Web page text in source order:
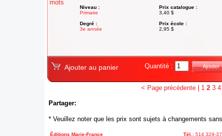
Niveau :
Primaire
Degré :
3e année
Prix catalogue :
3,40 $
Prix école :
2,95 $
Ajouter au panier Quantité : Ajouter
< Page précédente| 1 2 3 4
Partager:
* Veuillez noter que les prix sont sujets à changements
Éditions Marie-France Tél.: 514 329-